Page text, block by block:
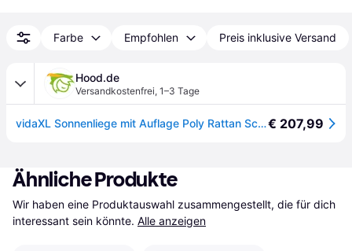
Farbe Empfohlen Preis inklusive Versand
Hood.de
Versandkostenfrei, 1–3 Tage
vidaXL Sonnenliege mit Auflage Poly Rattan Schwarz€ 207,99
Ähnliche Produkte
Wir haben eine Produktauswahl zusammengestellt, die für dich
interessant sein könnte. Alle anzeigen